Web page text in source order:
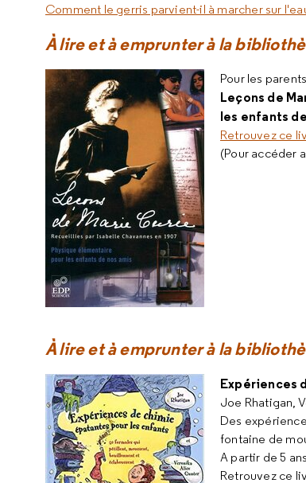
Comment le gerris parvient-il à marcher sur
À lire et à emprunter à la
Pour les
Leçons de
les enfants
Retrouvez ce
(Pour accéder
À lire et à emprunter à la
Expériences
Joe Rhatigan,
Des
fontaine de
A partir de 5 ans
Retrouvez ce